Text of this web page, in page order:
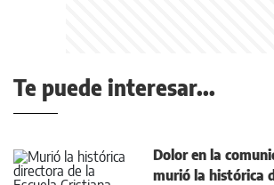
Te puede interesar...
Dolor en la
murió la histórica